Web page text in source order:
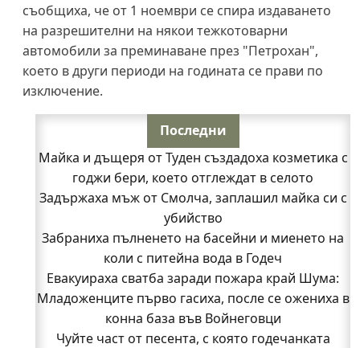
съобщиха, че от 1 ноември се спира издаването
на разрешителни на някои тежкотоварни
автомобили за преминаване през "Петрохан",
което в други периоди на годината се прави по
изключение.
Последни
Майка и дъщеря от Туден създадоха козметика с
годжи бери, което отглеждат в селото
Задържаха мъж от Смолча, заплашил майка си с
убийство
Забраниха пълненето на басейни и миенето на
коли с питейна вода в Годеч
Евакуираха сватба заради пожара край Шума:
Младоженците първо гасиха, после се ожениха в
конна база във Войнеговци
Чуйте част от песента, с която годечанката